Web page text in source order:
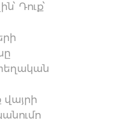
Դուք՝
վայրի